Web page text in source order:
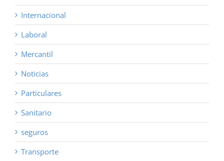
Internacional
Laboral
Mercantil
Noticias
Particulares
Sanitario
seguros
Transporte